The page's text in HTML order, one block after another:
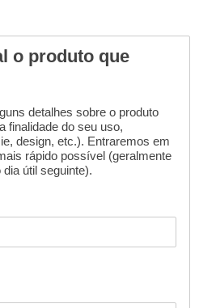
o produto que
detalhes sobre o produto
finalidade do seu uso,
design, etc.). Entraremos em
rápido possível (geralmente
útil seguinte).